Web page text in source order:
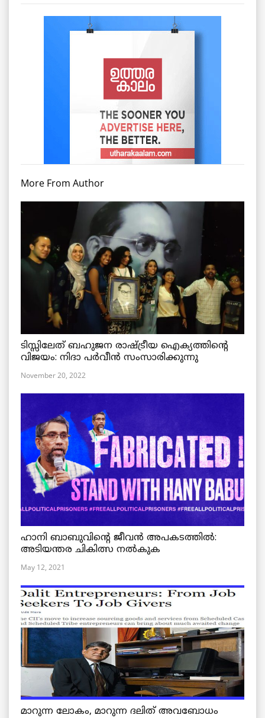
More From Author
ടിസ്സിലേത് ബഹുജന രാഷ്ട്രീയ ഐക്യത്തിന്റെ
വിജയം: നിദാ പർവീൻ സംസാരിക്കുന്നു
November 20, 2022
ഹാനി ബാബുവിന്റെ ജീവൻ അപകടത്തിൽ:
അടിയന്തര ചികിത്സ നൽകുക
May 12, 2021
മാറുന്ന ലോകം, മാറുന്ന ദലിത് അവബോധം